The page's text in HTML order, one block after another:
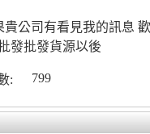
公司有看見我的訊息
發批發貨源以後
: 799